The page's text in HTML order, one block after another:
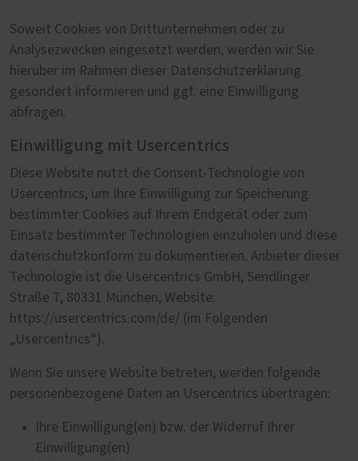
Soweit Cookies von Drittunternehmen oder zu
Analysezwecken eingesetzt werden, werden wir Sie
hierüber im Rahmen dieser Datenschutzerklärung
gesondert informieren und ggf. eine Einwilligung
abfragen.
Einwilligung mit Usercentrics
Diese Website nutzt die Consent-Technologie von
Usercentrics, um Ihre Einwilligung zur Speicherung
bestimmter Cookies auf Ihrem Endgerät oder zum
Einsatz bestimmter Technologien einzuholen und diese
datenschutzkonform zu dokumentieren. Anbieter dieser
Technologie ist die Usercentrics GmbH, Sendlinger
Straße 7, 80331 München, Website:
https://usercentrics.com/de/ (im Folgenden
„Usercentrics“).
Wenn Sie unsere Website betreten, werden folgende
personenbezogene Daten an Usercentrics übertragen:
Ihre Einwilligung(en) bzw. der Widerruf Ihrer
Einwilligung(en)